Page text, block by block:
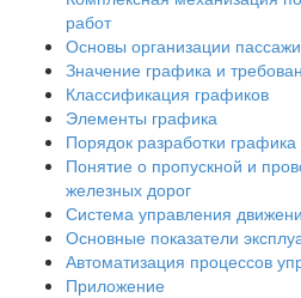
работ
Основы организации
Значение графика и
Классификация графиков
Элементы графика
Порядок разработки графика
Понятие о пропускной и
железных дорог
Система управления
Основные показатели
Автоматизация процессов
Приложение